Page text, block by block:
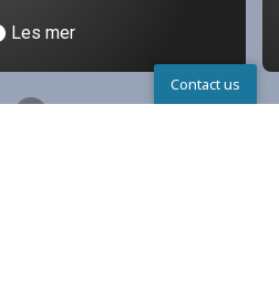
Les mer
Contact us